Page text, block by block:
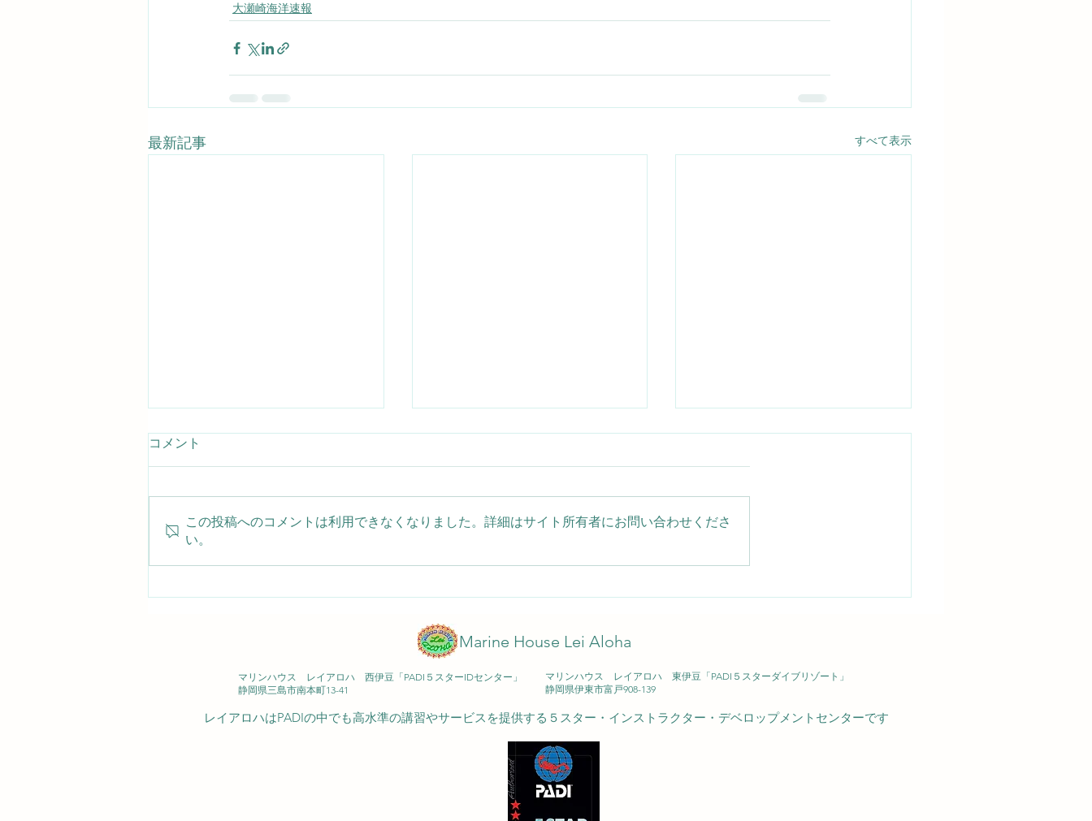
大瀬崎海洋速報
最新記事 すべて表示
小さな名脇役！ムチカラマツ
夏の海にひらり！ソウシハギ
OWDダイバー誕生！アオリ
コメント
この投稿へのコメントは利用できなくなりました。詳細はサイト所有者にお問い合わせくださ
い。
Marine House Lei Aloha
マリンハウス レイアロハ 西伊豆「PADI５スターIDセンター」
静岡県三島市南本町13-41
マリンハウス レイアロハ 東伊豆「PADI５スターダイブリゾート」
​静岡県伊東市富戸908-139
レイアロハはPADIの中でも高水準の講習やサービスを提供する５スター・インストラクター・デベロップメントセンターです